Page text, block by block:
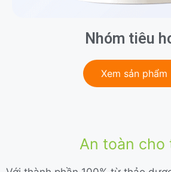
Nhóm tiêu
Xem sản phẩm
An toàn cho